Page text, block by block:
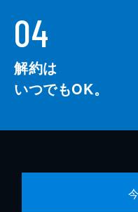
04
解約は
いつでもOK。